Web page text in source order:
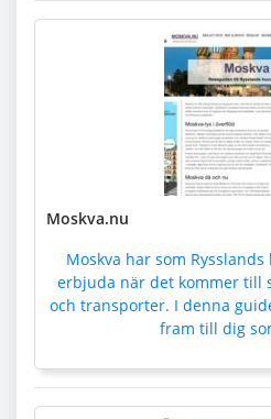
Moskva.nu
Moskva har som
erbjuda när det kommer till
och transporter. I denna
fram till dig